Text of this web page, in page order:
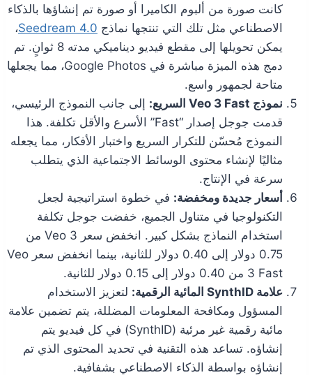
كانت صورة من ألبوم الكاميرا أو صورة تم إنشاؤها بالذكاء
الاصطناعي مثل تلك التي تنتجها نماذج Seedream 4.0،
يمكن تحويلها إلى مقطع فيديو ديناميكي مدته 8 ثوانٍ. تم
دمج هذه الميزة مباشرة في Google Photos، مما يجعلها
متاحة لجمهور واسع.
نموذج Veo 3 Fast السريع:
إلى جانب النموذج الرئيسي،
قدمت جوجل إصدار “Fast” الأسرع والأقل تكلفة. هذا
النموذج مُحسّن للتكرار السريع واختبار الأفكار، مما يجعله
مثاليًا لإنشاء محتوى الوسائط الاجتماعية الذي يتطلب
سرعة في الإنتاج.
أسعار جديدة ومخفضة: في خطوة استراتيجية لجعل
التكنولوجيا في متناول الجميع، خفضت جوجل تكلفة
استخدام النماذج بشكل كبير. انخفض سعر Veo 3 من
0.75 دولار إلى 0.40 دولار للثانية، بينما انخفض سعر Veo
3 Fast من 0.40 دولار إلى 0.15 دولار للثانية.
علامة SynthID المائية الرقمية:
لتعزيز الاستخدام
المسؤول ومكافحة المعلومات المضللة، يتم تضمين علامة
مائية رقمية غير مرئية (SynthID) في كل فيديو يتم
إنشاؤه. تساعد هذه التقنية في تحديد المحتوى الذي تم
إنشاؤه بواسطة الذكاء الاصطناعي بشفافية.